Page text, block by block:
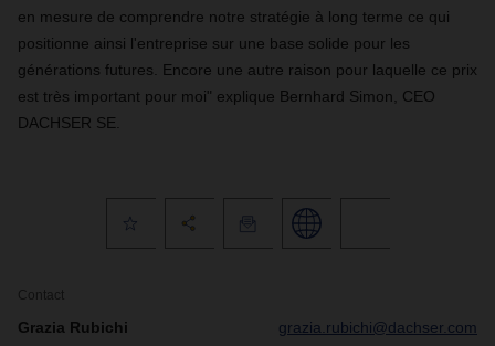
en mesure de comprendre notre stratégie à long terme ce qui
positionne ainsi l'entreprise sur une base solide pour les
générations futures. Encore une autre raison pour laquelle ce prix
est très important pour moi" explique Bernhard Simon, CEO
DACHSER SE.
Contact
Grazia Rubichi grazia.rubichi@dachser.com